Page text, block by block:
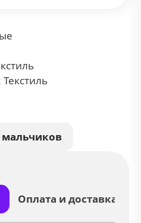
Текстиль
мальчиков
Оплата и доставка